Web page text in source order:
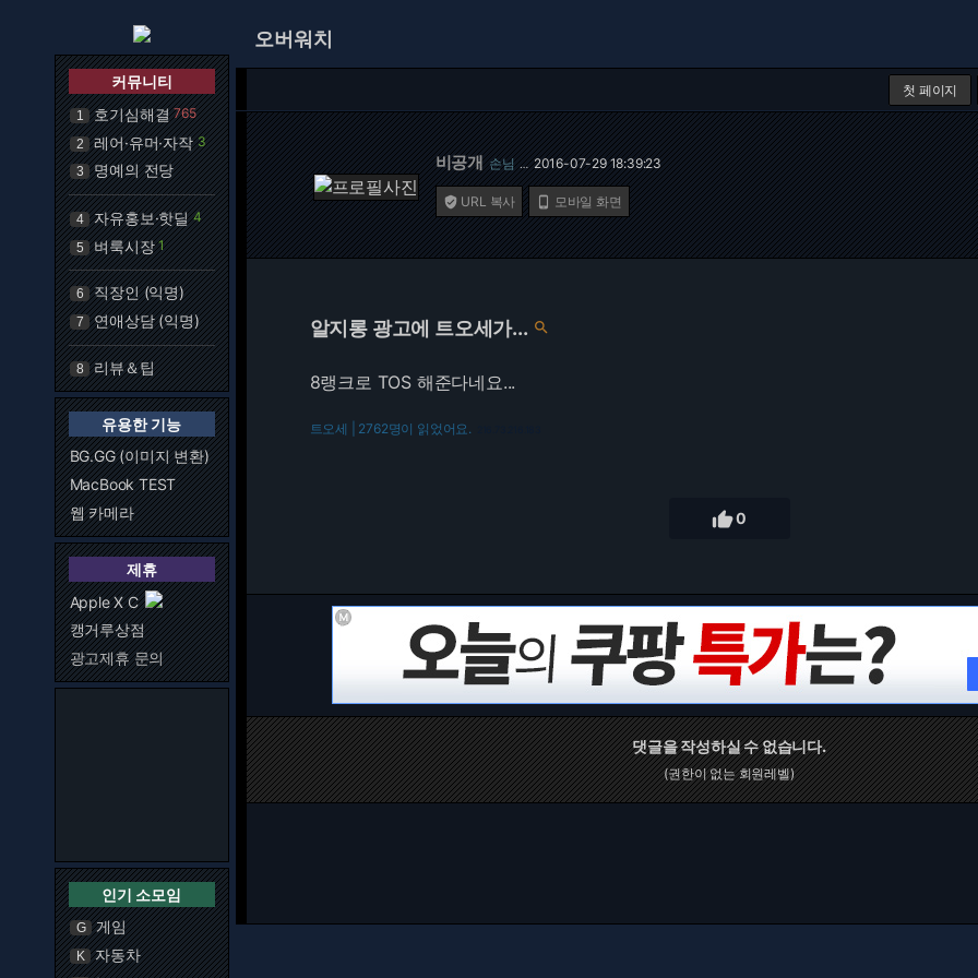
커뮤니티
1 호기심해결 765
2 레어·유머·자작 3
3 명예의 전당
4 자유홍보·핫딜 4
5 벼룩시장 1
6 직장인 (익명)
7 연애상담 (익명)
8 리뷰＆팁
유용한 기능
BG.GG (이미지 변환)
MacBook TEST
웹 카메라
제휴
Apple X C
캥거루상점
광고제휴 문의
인기 소모임
G 게임
K 자동차
오버워치
첫 페이지
비공개 손님 … 2016-07-29 18:39:23
 URL 복사  모바일 화면
알지롱 광고에 트오세가... 
8랭크로 TOS 해준다네요...
트오세 | 2762명이 읽었어요.
0
댓글을 작성하실 수 없습니다.
(권한이 없는 회원레벨)